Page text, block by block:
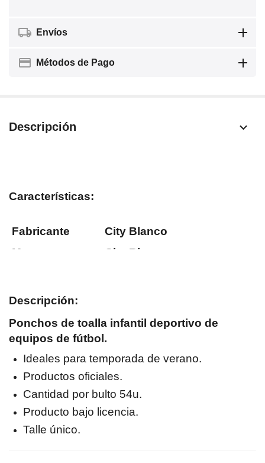
Envíos
Métodos de Pago
Descripción
Características:
Fabricante
City Blanco
Marca
City Blanco
Composición
Ancho
60cm
Alto
120cm
Descripción:
Ponchos de toalla infantil deportivo de
equipos de fútbol.
Ideales para temporada de verano.
Productos oficiales.
Cantidad por bulto 54u.
Producto bajo licencia.
Talle único.